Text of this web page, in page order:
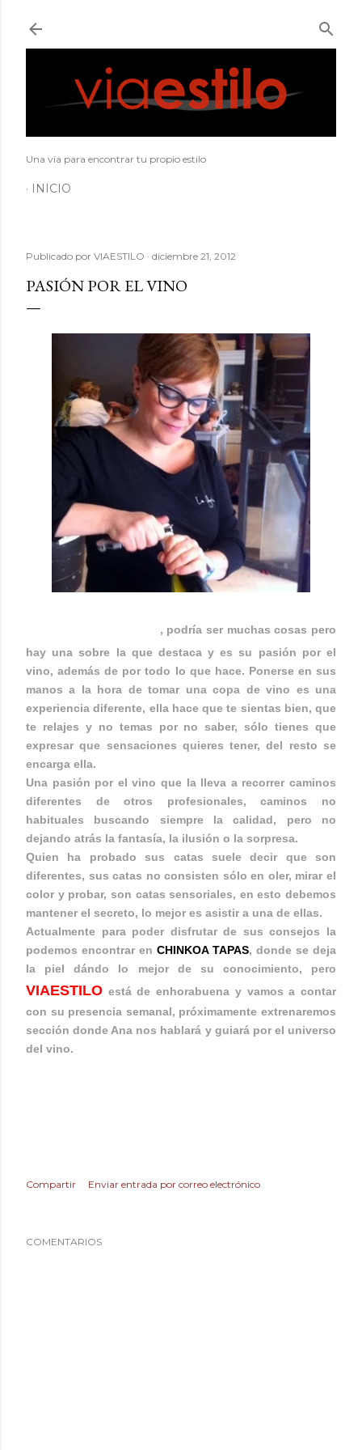
Una vía para encontrar tu propio estilo
INICIO
Publicado por VIAESTILO diciembre 21, 2012
PASIÓN POR EL VINO
, podría ser muchas cosas pero
hay una sobre la que destaca y es su pasión por el
vino, además de por todo lo que hace. Ponerse en sus
manos a la hora de tomar una copa de vino es una
experiencia diferente, ella hace que te sientas bien, que
te relajes y no temas por no saber, sólo tienes que
expresar que sensaciones quieres tener, del resto se
encarga ella.
Una pasión por el vino que la lleva a recorrer caminos
diferentes de otros profesionales, caminos no
habituales buscando siempre la calidad, pero no
dejando atrás la fantasía, la ilusión o la sorpresa.
Quien ha probado sus catas suele decir que son
diferentes, sus catas no consisten sólo en oler, mirar el
color y probar, son catas sensoriales, en esto debemos
mantener el secreto, lo mejor es asistir a una de ellas.
Actualmente para poder disfrutar de sus consejos la
podemos encontrar en CHINKOA TAPAS, donde se deja
la piel dándo lo mejor de su conocimiento, pero
VIAESTILO está de enhorabuena y vamos a contar
con su presencia semanal, próximamente extrenaremos
sección donde Ana nos hablará y guiará por el universo
del vino.
Compartir Enviar entrada por correo electrónico
COMENTARIOS